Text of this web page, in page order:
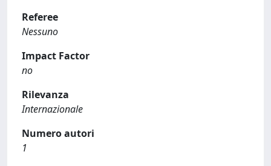
Referee
Nessuno
Impact Factor
no
Rilevanza
Internazionale
Numero autori
1